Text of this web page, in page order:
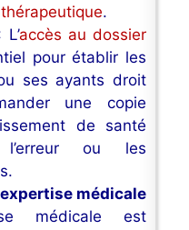
.
L’accès au dossier
pour établir les
ses ayants droit
une copie
de santé
ou les
médicale
médicale est